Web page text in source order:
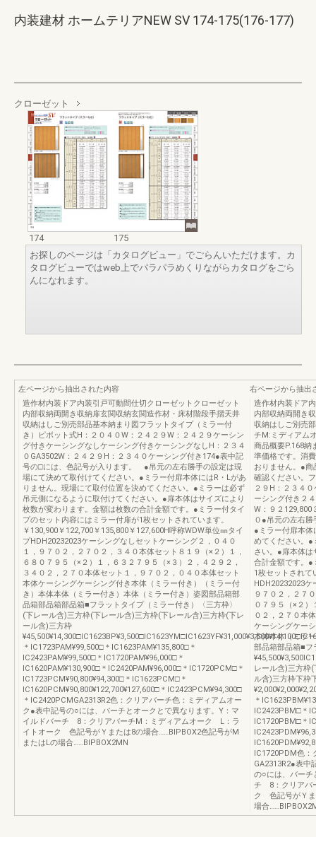
内装建材 ホームテリアNEW SV 174-175(176-177)
クローゼット
174
175
お探しのページは「カタログビュー」でごらんいただけます。カ
タログビューではweb上でパラパラめくりながらカタログをごら
んになれます。
左ページから抽出された内容
造作材内装ドア内装引戸可動間仕切クローゼットクローゼット
内部収納両開き収納扉玄関収納玄関造作材・床材階段手摺天井
収納はしご別売部品基本納まり図フラットタイプ（ミラー付
き）ピボット式H：２０４０W：２４２９W：２４２９ケーシン
グ付きケーシングなしケーシング付きケーシングなしH：２３４
０GA3502W：２４２９H：２３４０ケーシング付き174●表中記
号の□には、色記号が入ります。 ●吊元の左右勝手の設定は現
場にて決めて取付けてください。●ミラー付扉本体にはR・Lがあ
りません。現場にて取付位置を決めてください。●ミラーは必ず
吊元側になるように取付けてください。●扉本体はサイズにより
枚数が変わります。金額は枚数の合計金額です。●ミラー付タイ
プのセット内容にはミラー付扉が1枚セットされています。
￥130,900￥122,700￥135,800￥127,600H呼称WDW単位㎜タイ
プHDH20232023ケーシングなしセットケーシング２，０４０
１，９７０２，２７０２，３４０本体セット８１９（×２）１，
６８０７９５（×２）１，６３２７９５（×３）２，４２９２，
３４０２，２７０本体セット１，９７０２，０４０本体セット
本体ケーシングケーシング付き本体（ミラー付き）（ミラー付
き）本体本体（ミラー付き）本体（ミラー付き）姿図部品箱部
品箱部品箱部品箱■フラットタイプ（ミラー付き）〈三方枠〉
(下レール含)三方枠(下レール含)三方枠(下レール含)三方枠(下レ
ール含)三方枠
＊IC1723PAM¥99,500□＊IC1623PAM¥135,800□＊
IC2423PAM¥99,500□＊IC1720PAM¥96,000□＊
IC1620PAM¥130,900□＊IC2420PAM¥96,000□＊IC1720PCM□＊
IC1723PCM¥90,800¥94,300□＊IC1623PCM□＊
IC1620PCM¥90,800¥122,700¥127,600□＊IC2423PCM¥94,300□
＊IC2420PCMGA2313R2色：クリアバーチ色：ミディアムオー
ク●表中記号の○には、バーチとオークとで異なります。Y：マ
イルドバーチ 8：クリアバーチM：ミディアムオーク L：ラ
イトオーク 色記号がＹまたは8の場合……BIPBOX2色記号がM
またはLの場合……BIPBOX2MN
右ページから抽出
造作材内装ドア
内部収納両開き
収納はしご別売
チM:ミディアム
商品概要P.168納
準価格です。消
おりません。●商
確認ください。
２９H：２３４
ーシング付き２
W：９２129,800
０●吊元の左右
●ミラー付扉本体
めてください。●
さい。●扉本体は
合計金額です。●
1枚セットされて
HDH20232023ケ
９７０２，２７
０７９５（×２
０２，２７０本
ケーシングケー
本体本体（ミラ
部品箱部品箱■フ
レール含)三方枠
ル含)三方枠下枠
＊
IC2423PBM□＊
IC1720PBM□＊
IC1720PDM色：
GA2313R2●表
の○には、バーチ
チ 8：クリアバ
ク 色記号がＹま
場合